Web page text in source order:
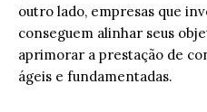
outro lado, empresas que
conseguem alinhar seus
aprimorar a prestação de
ágeis e fundamentadas.